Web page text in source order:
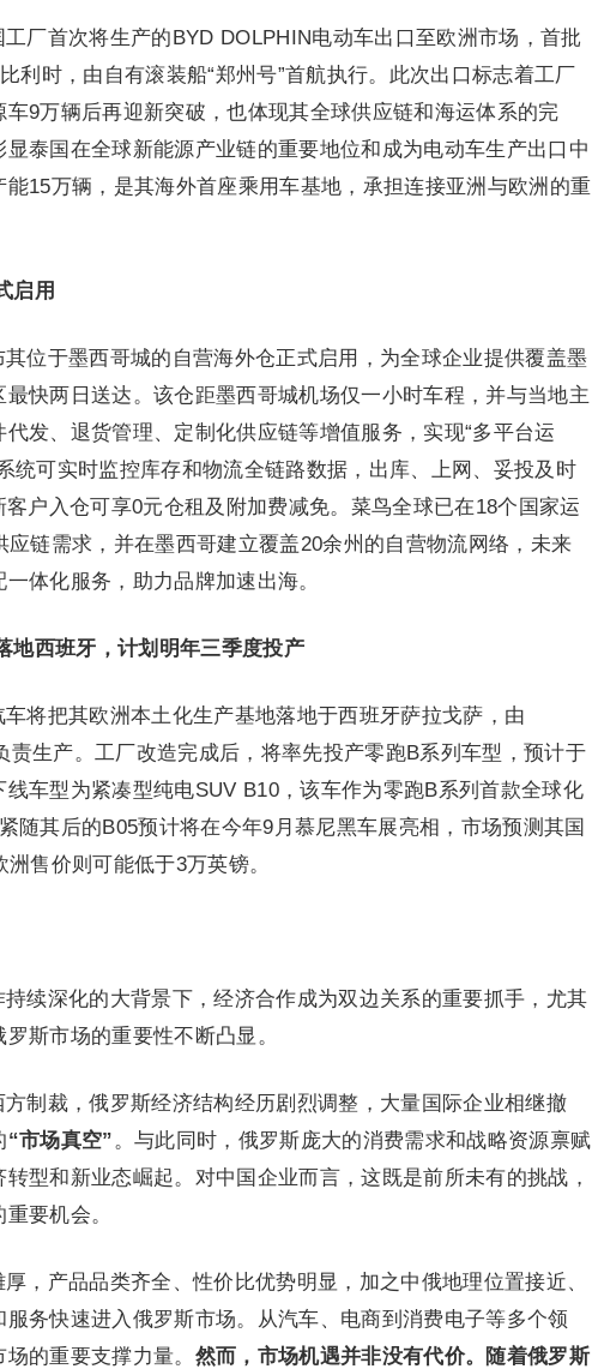
厂首次将生产的BYD DOLPHIN电动车出口至欧洲市场，首批
利时，由自有滚装船“郑州号”首航执行。此次出口标志着工厂
9万辆后再迎新突破，也体现其全球供应链和海运体系的完
泰国在全球新能源产业链的重要地位和成为电动车生产出口中
15万辆，是其海外首座乘用车基地，承担连接亚洲与欧洲的重
启用
位于墨西哥城的自营海外仓正式启用，为全球企业提供覆盖墨
快两日送达。该仓距墨西哥城机场仅一小时车程，并与当地主
发、退货管理、定制化供应链等增值服务，实现“多平台运
统可实时监控库存和物流全链路数据，出库、上网、妥投及时
户入仓可享0元仓租及附加费减免。菜鸟全球已在18个国家运
链需求，并在墨西哥建立覆盖20余州的自营物流网络，未来
体化服务，助力品牌加速出海。
地西班牙，计划明年三季度投产
将把其欧洲本土化生产基地落地于西班牙萨拉戈萨，由
责生产。工厂改造完成后，将率先投产零跑B系列车型，预计于
车型为紧凑型纯电SUV B10，该车作为零跑B系列首款全球化
随其后的B05预计将在今年9月慕尼黑车展亮相，市场预测其国
售价则可能低于3万英镑。
续深化的大背景下，经济合作成为双边关系的重要抓手，尤其
斯市场的重要性不断凸显。
制裁，俄罗斯经济结构经历剧烈调整，大量国际企业相继撤
“市场真空” 。与此同时，俄罗斯庞大的消费需求和战略资源禀赋
型和新业态崛起。对中国企业而言，这既是前所未有的挑战，
要机会。
，产品品类齐全、性价比优势明显，加之中俄地理位置接近、
务快速进入俄罗斯市场。从汽车、电商到消费电子等多个领
的重要支撑力量。 然而，市场机遇并非没有代价。随着俄罗斯